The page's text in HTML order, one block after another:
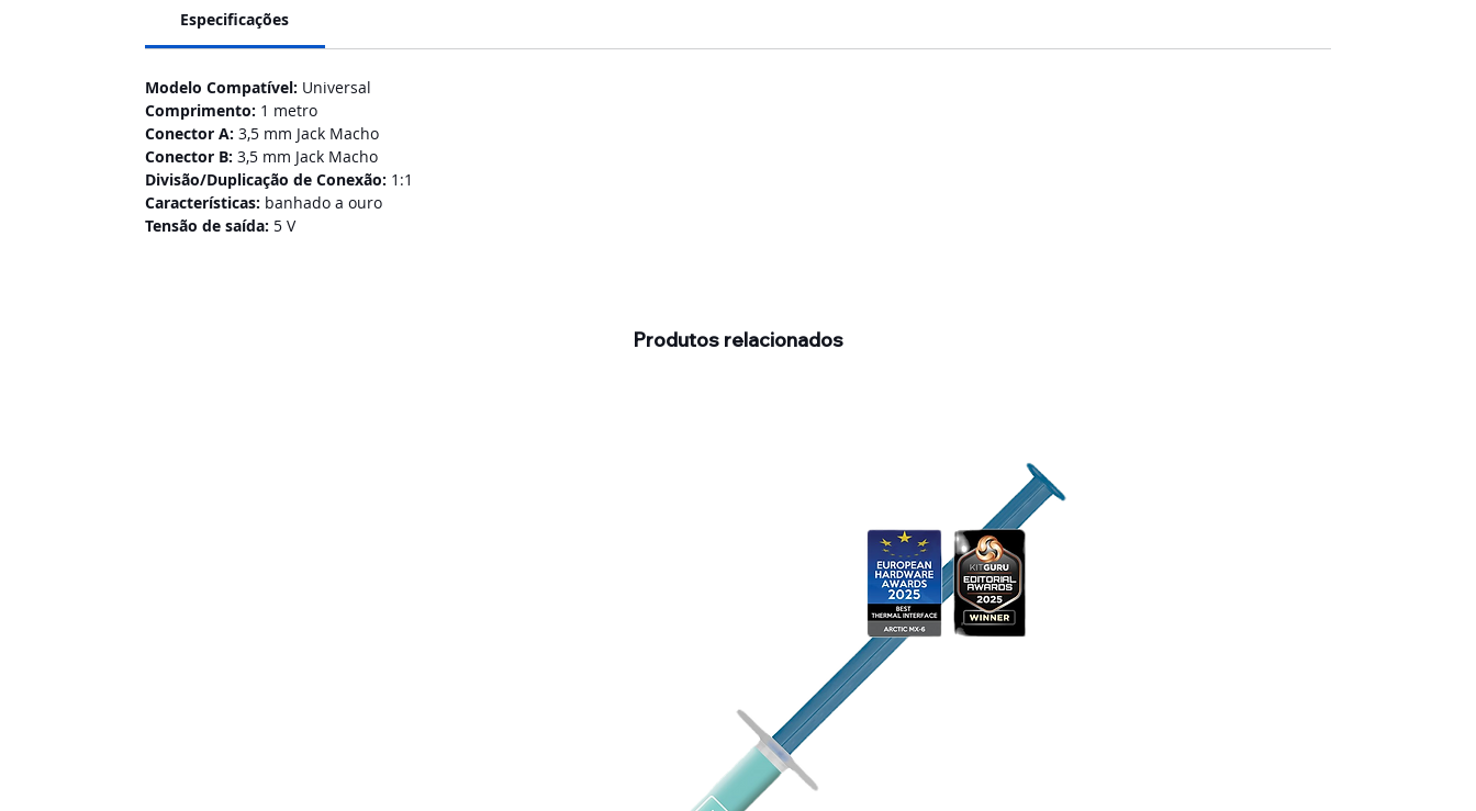
Especificações
Modelo Compatível: Universal
Comprimento: 1 metro
Conector A: 3,5 mm Jack Macho
Conector B: 3,5 mm Jack Macho
Divisão/Duplicação de Conexão: 1:1
Características: banhado a ouro
Tensão de saída: 5 V
Produtos relacionados